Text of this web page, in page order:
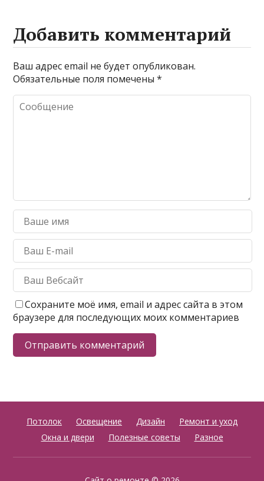
Добавить комментарий
Ваш адрес email не будет опубликован.
Обязательные поля помечены*
Сохраните моё имя, email и адрес сайта в этом
браузере для последующих моих комментариев
Потолок Освещение Дизайн
Ремонт и уход
Окна и двери
Полезные советы Разное